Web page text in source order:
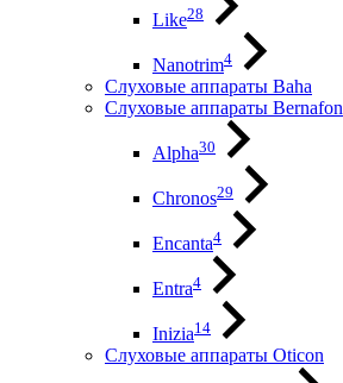
Like28
Nanotrim4
Слуховые аппараты Baha
Слуховые аппараты Bernafon
Alpha30
Chronos29
Encanta4
Entra4
Inizia14
Слуховые аппараты Oticon